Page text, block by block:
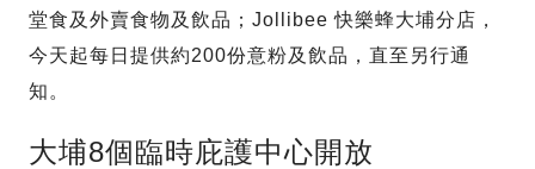
堂食及外賣食物及飲品；Jollibee 快樂蜂大埔分店，
今天起每日提供約200份意粉及飲品，直至另行通
知。
大埔8個臨時庇護中心開放